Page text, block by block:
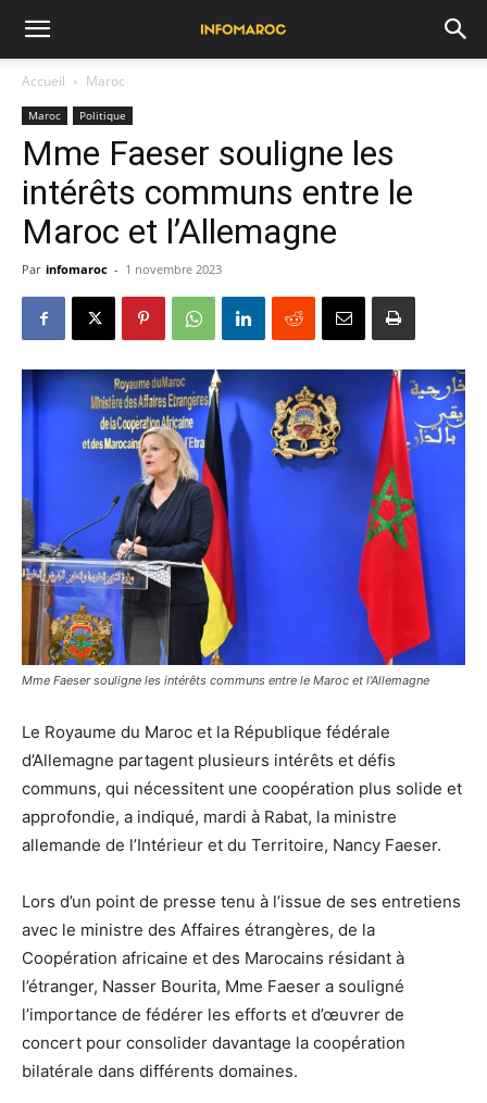
Accueil Maroc
Maroc Politique
Mme Faeser souligne les
intérêts communs entre le
Maroc et l’Allemagne
Par infomaroc - 1 novembre 2023
Mme Faeser souligne les intérêts communs entre le Maroc et l'Allemagne
Le Royaume du Maroc et la République fédérale
d’Allemagne partagent plusieurs intérêts et défis
communs, qui nécessitent une coopération plus solide et
approfondie, a indiqué, mardi à Rabat, la ministre
allemande de l’Intérieur et du Territoire, Nancy Faeser.
Lors d’un point de presse tenu à l’issue de ses entretiens
avec le ministre des Affaires étrangères, de la
Coopération africaine et des Marocains résidant à
l’étranger, Nasser Bourita, Mme Faeser a souligné
l’importance de fédérer les efforts et d’œuvrer de
concert pour consolider davantage la coopération
bilatérale dans différents domaines.